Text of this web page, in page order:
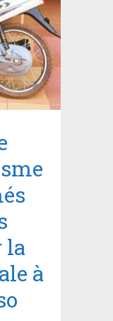
la
à